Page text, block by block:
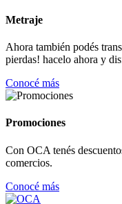
Metraje
Ahora también podés
pierdas! hacelo ahora y
Conocé más
Promociones
Con OCA tenés
comercios.
Conocé más